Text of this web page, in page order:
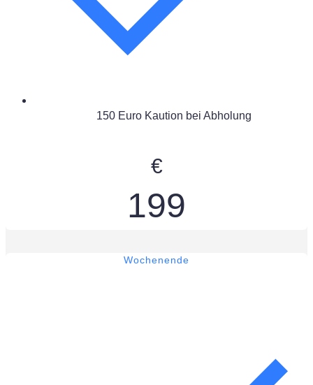
150 Euro Kaution bei Abholung
€
199
Wochenende